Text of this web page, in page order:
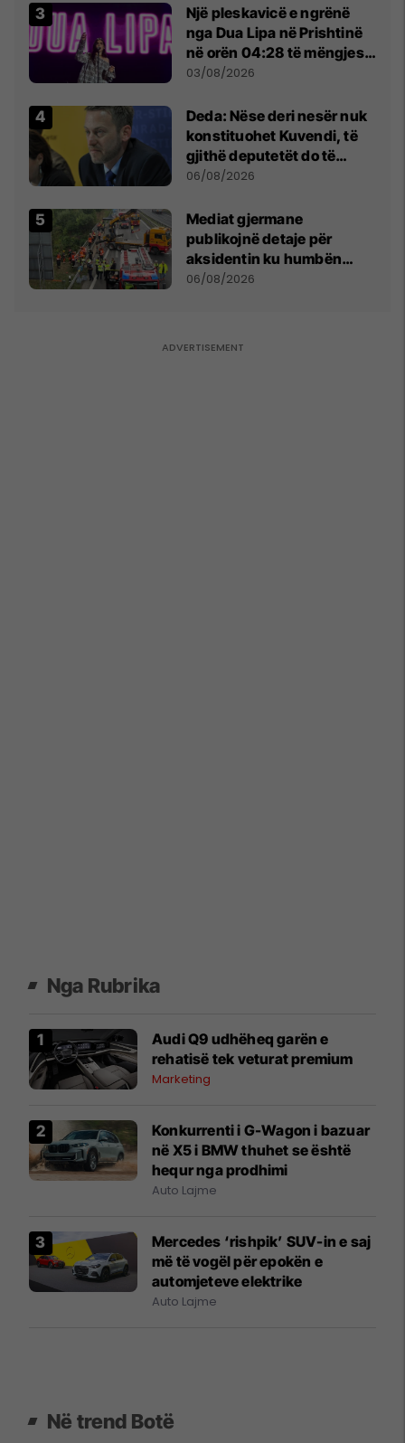
Një pleskavicë e ngrënë
nga Dua Lipa në Prishtinë
në orën 04:28 të mëngjesit
- dhe bota digjitale serbe
03/08/2026
Deda: Nëse deri nesër nuk
konstituohet Kuvendi, të
gjithë deputetët do të
bëjnë shkelje të rëndë
06/08/2026
Mediat gjermane
publikojnë detaje për
aksidentin ku humbën
jetën tre mërgimtarë nga
06/08/2026
Nga Rubrika
Audi Q9 udhëheq garën e
rehatisë tek veturat premium
Marketing
Konkurrenti i G-Wagon i bazuar
në X5 i BMW thuhet se është
hequr nga prodhimi
Auto Lajme
Mercedes ‘rishpik’ SUV-in e saj
më të vogël për epokën e
automjeteve elektrike
Auto Lajme
Në trend Botë